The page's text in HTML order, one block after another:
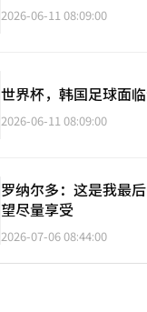
2026-06-11 08:09:00
世界杯，韩国足球面
2026-06-11 08:09:00
罗纳尔多：这是我最
望尽量享受
2026-07-06 08:44:00